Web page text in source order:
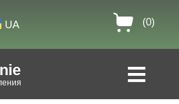
UA (0)